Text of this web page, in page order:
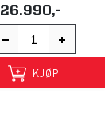
26.990,-
KJØP